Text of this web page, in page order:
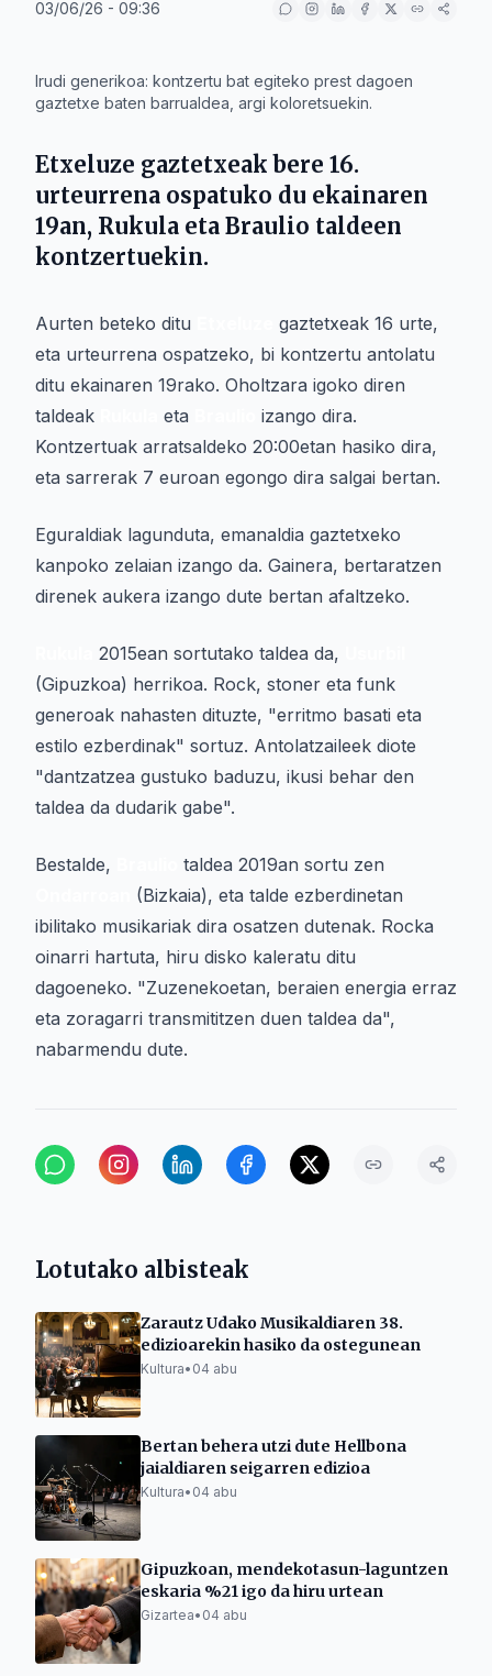
03/06/26 - 09:36
Irudi generikoa: kontzertu bat egiteko prest dagoen
gaztetxe baten barrualdea, argi koloretsuekin.
Etxeluze gaztetxeak bere 16.
urteurrena ospatuko du ekainaren
19an, Rukula eta Braulio taldeen
kontzertuekin.
Aurten beteko ditu
gaztetxeak 16 urte,
eta urteurrena ospatzeko, bi kontzertu antolatu
ditu ekainaren 19rako. Oholtzara igoko diren
taldeak
eta
izango dira.
Kontzertuak arratsaldeko 20:00etan hasiko dira,
eta sarrerak 7 euroan egongo dira salgai bertan.
Eguraldiak lagunduta, emanaldia gaztetxeko
kanpoko zelaian izango da. Gainera, bertaratzen
direnek aukera izango dute bertan afaltzeko.
2015ean sortutako taldea da,
(Gipuzkoa) herrikoa. Rock, stoner eta funk
generoak nahasten dituzte, "erritmo basati eta
estilo ezberdinak" sortuz. Antolatzaileek diote
"dantzatzea gustuko baduzu, ikusi behar den
taldea da dudarik gabe".
Bestalde,
taldea 2019an sortu zen
(Bizkaia), eta talde ezberdinetan
ibilitako musikariak dira osatzen dutenak. Rocka
oinarri hartuta, hiru disko kaleratu ditu
dagoeneko. "Zuzenekoetan, beraien energia erraz
eta zoragarri transmititzen duen taldea da",
nabarmendu dute.
Lotutako albisteak
Zarautz Udako Musikaldiaren 38.
edizioarekin hasiko da ostegunean
Kultura• 04 abu
Bertan behera utzi dute Hellbona
jaialdiaren seigarren edizioa
Kultura• 04 abu
Gipuzkoan, mendekotasun-laguntzen
eskaria %21 igo da hiru urtean
Gizartea• 04 abu